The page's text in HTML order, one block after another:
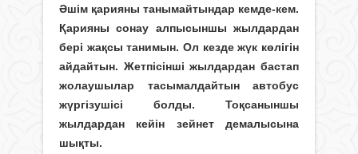
Әшім қарияны танымайтындар кемде-кем.
Қарияны сонау алпысыншы жылдардан
бері жақсы танимын. Ол кезде жүк кө­лігін
айдайтын. Жетпісінші жылдардан бас­тап
жолаушылар тасымалдайтын автобус
жүргізушісі болды. Тоқсаныншы
жылдардан кейін зейнет демалысына
шықты.